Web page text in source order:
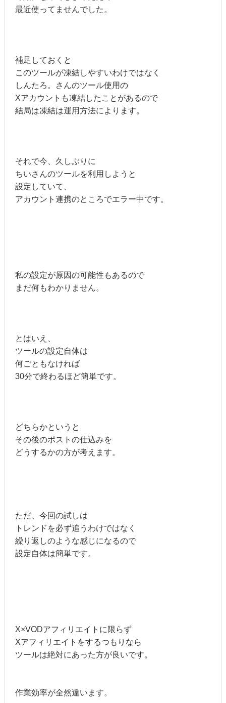
最近使ってませんでした。
補足しておくと
このツールが凍結しやすいわけではなく
しんたろ。さんのツール使用の
Xアカウントも凍結したことがあるので
結局は凍結は運用方法によります。
それで今、久しぶりに
ちいさんのツールを利用しようと
設定していて、
アカウント連携のところでエラー中です。
私の設定が原因の可能性もあるので
まだ何もわかりません。
とはいえ、
ツールの設定自体は
何ごともなければ
30分で終わるほど簡単です。
どちらかというと
その後のポストの仕込みを
どうするかの方が考えます。
ただ、今回の試しは
トレンドを必ず追うわけではなく
繰り返しのような感じになるので
設定自体は簡単です。
X×VODアフィリエイトに限らず
Xアフィリエイトをするつもりなら
ツールは絶対にあった方が良いです。
作業効率が全然違います。